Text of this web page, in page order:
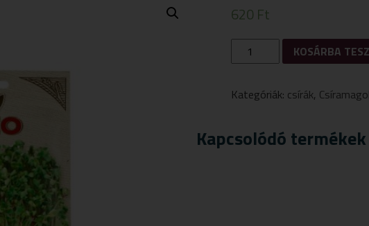
620 Ft
13G
KOSÁRBA
Kategóriák: csírák,
Kapcsolódó termékek